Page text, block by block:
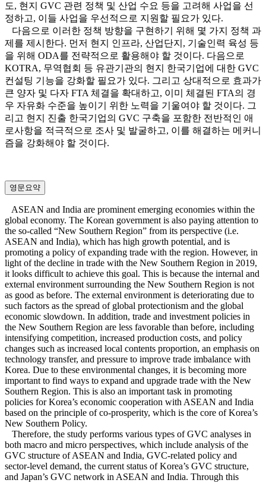
도, 현지 GVC 관련 정책 및 산업 수요 등을 고려해 사업을 선
정하고, 이들 사업을 우선적으로 지원할 필요가 있다.
다음으로 이러한 정책 방향을 구현하기 위해 몇 가지 정책 과
제를 제시한다. 먼저 현지 인프라, 산업단지, 기술인력 육성 등
을 위해 ODA를 전략적으로 활용해야 할 것이다. 다음으로
KOTRA, 무역협회 등 유관기관의 현지 한국기업에 대한 GVC
컨설팅 기능을 강화할 필요가 있다. 그리고 상대적으로 효과가
큰 양자 및 다자 FTA 체결을 확대하고, 이미 체결된 FTA의 경
우 자유화 수준을 높이기 위한 노력을 기울여야 할 것이다. 그
리고 현지 진출 한국기업의 GVC 구축을 포함한 전반적인 애
로사항을 적극적으로 조사 및 발굴하고, 이를 해결하는 메커니
즘을 강화해야 할 것이다.
영문요약
ASEAN and India are prominent emerging economies within the
global economy. The Korean government is also paying attention to
the so-called “New Southern Region” from its perspective (i.e.
ASEAN and India), which has high growth potential, and is
promoting a policy of expanding trade with the region. However, in
light of the decline in trade with the New Southern Region in 2019,
it looks difficult to achieve this goal. This is because the internal and
external environment surrounding the New Southern Region is not
as good as before. The external environment is deteriorating due to
such factors as the spread of global protectionism and the global
economic slowdown. In addition, trade and investment policies in
the New Southern Region are less favorable than before, including
intensifying competition, increased production costs, and policy
changes such as increased local contents proportion, an emphasis on
technology transfer, and pressure to improve trade imbalance with
Korea. Due to these environmental changes, it is becoming more
important to find ways to expand and upgrade trade with the New
Southern Region. This is also an important task in promoting
policies for Korea’s economic cooperation with ASEAN and India
based on the principle of co-prosperity, which is the core of Korea’s
New Southern Policy.
Therefore, the study performs various types of GVC analyses in
both macro and micro perspectives, which include analysis of the
GVC structure of ASEAN and India, GVC-related policy and
sector-level demand, the current status of Korea’s GVC structure,
and Japan’s GVC network in ASEAN and India. Through this